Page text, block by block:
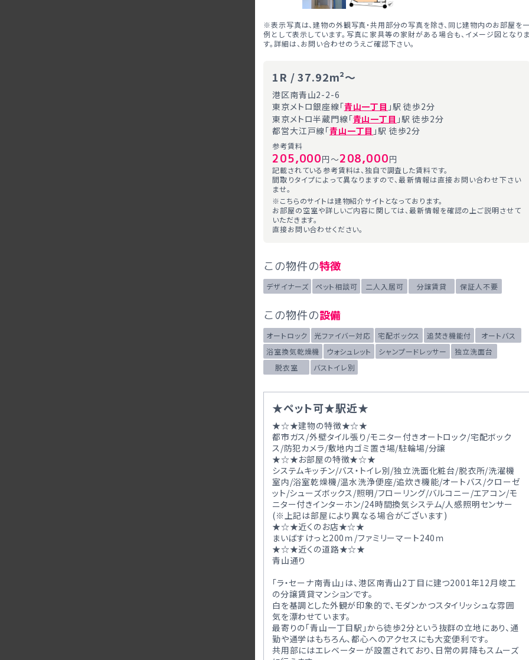
※表示写真は、建物の外観写真・共用部分の写真を除き、同じ建物内のお部屋を
例として表示しています。写真に家具等の家財がある場合も、イメージ図となり
す。詳細は、お問い合わせのうえご確認下さい。
1R / 37.92m²～
港区南青山2-2-6
東京メトロ銀座線「青山一丁目 」駅 徒歩2分
東京メトロ半蔵門線「青山一丁目 」駅 徒歩2分
都営大江戸線「青山一丁目 」駅 徒歩2分
参考賃料
205,000円～208,000円
記載されている参考賃料は、独自で調査した賃料です。
間取りタイプによって異なりますので、最新情報は直接お問い合わせ下さい
ませ。
※こちらのサイトは建物紹介サイトとなっております。
お部屋の空室や詳しいご内容に関しては、最新情報を確認の上ご説明させて
いただきます。
直接お問い合わせください。
この物件の特徴
デザイナーズ ペット相談可 二人入居可 分譲賃貸 保証人不要
この物件の設備
オートロック 光ファイバー対応 宅配ボックス 追焚き機能付
オートバス
浴室換気乾燥機
ウォシュレット シャンプードレッサー
独立洗面台
脱衣室
バストイレ別
★ペット可★駅近★
★☆★建物の特徴★☆★
都市ガス/外壁タイル張り/モニター付きオートロック/宅配ボック
ス/防犯カメラ/敷地内ゴミ置き場/駐輪場/分譲
★☆★お部屋の特徴★☆★
システムキッチン/バス・トイレ別/独立洗面化粧台/脱衣所/洗濯機
室内/浴室乾燥機/温水洗浄便座/追炊き機能/オートバス/クローゼ
ット/シューズボックス/照明/フローリング/バルコニー/エアコン/モ
ニター付きインターホン/24時間換気システム/人感照明センサー
(※上記は部屋により異なる場合がございます)
★☆★近くのお店★☆★
まいばすけっと200ｍ/ファミリーマート240ｍ
★☆★近くの道路★☆★
青山通り
「ラ・セーナ南青山」は、港区南青山2丁目に建つ2001年12月竣工
の分譲賃貸マンションです。
白を基調とした外観が印象的で、モダンかつスタイリッシュな雰囲
気を漂わせています。
最寄りの「青山一丁目駅」から徒歩2分という抜群の立地にあり、通
勤や通学はもちろん、都心へのアクセスにも大変便利です。
共用部にはエレベーターが設置されており、日常の昇降もスムーズ